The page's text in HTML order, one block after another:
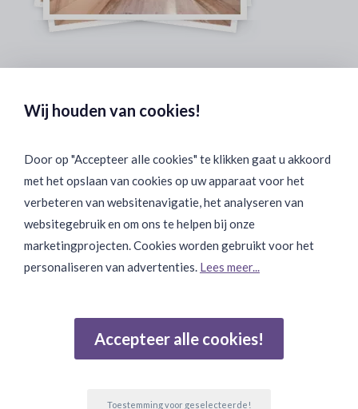
Binnen 24 uur Discreet Bezorgd:
Join Onze Community:
Wij houden van cookies!
Door op "Accepteer alle cookies" te klikken gaat u akkoord
met het opslaan van cookies op uw apparaat voor het
verbeteren van websitenavigatie, het analyseren van
websitegebruik en om ons te helpen bij onze
marketingprojecten. Cookies worden gebruikt voor het
personaliseren van advertenties. Lees meer...
Accepteer alle cookies!
Toestemming voor geselecteerde!